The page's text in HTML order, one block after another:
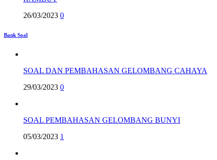
26/03/2023 0
Bank Soal
SOAL DAN PEMBAHASAN GELOMBANG CAHAYA
29/03/2023 0
SOAL PEMBAHASAN GELOMBANG BUNYI
05/03/2023 1